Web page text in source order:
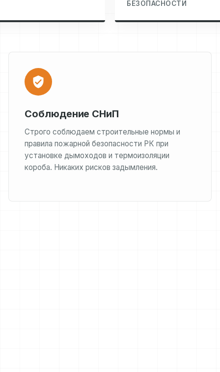
БЕЗОПАСНОСТИ
Соблюдение СНиП
Строго соблюдаем строительные нормы и
правила пожарной безопасности РК при
установке дымоходов и термоизоляции
короба. Никаких рисков задымления.